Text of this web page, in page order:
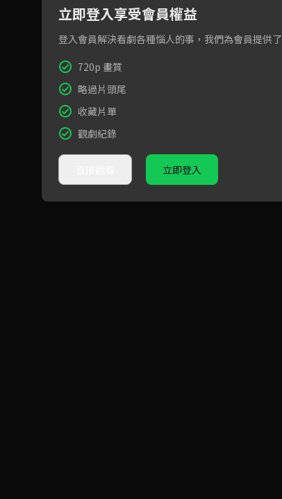
立即登入享受會員權益
登入會員解決看劇各種惱人的事，我們為會員提供了
720p 畫質
略過片頭尾
收藏片單
觀劇紀錄
立即登入